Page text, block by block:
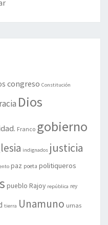
congreso Constitución
Dios
Franco gobierno
indignados justicia
paz poeta politiqueros
pueblo Rajoy república rey
tierra Unamuno urnas